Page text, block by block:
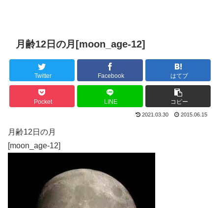
月齢12日の月[moon_age-12]
Twitter Facebook はてブ
Pocket LINE コピー
2021.03.30 2015.06.15
月齢12日の月
[moon_age-12]